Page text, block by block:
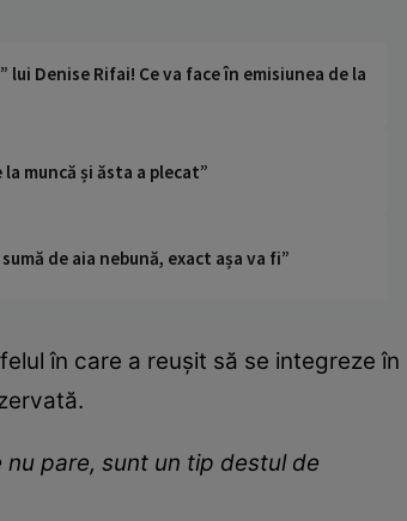
Denise Rifai! Ce va face în emisiunea de la
muncă și ăsta a plecat”
de aia nebună, exact așa va fi”
în care a reușit să se integreze în
pare, sunt un tip destul de